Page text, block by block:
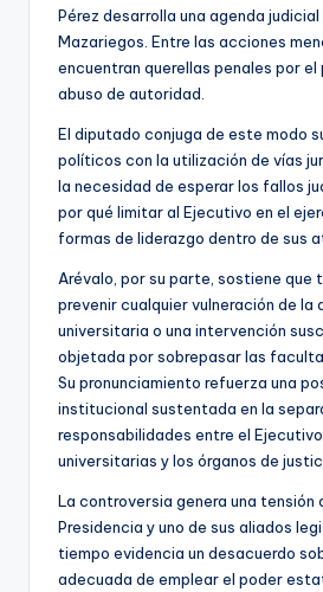
Pérez desarrolla una agenda
Mazariegos. Entre las acciones
encuentran querellas penales por
abuso de autoridad.
El diputado conjuga de este modo
políticos con la utilización de vías
la necesidad de esperar los fallos
por qué limitar al Ejecutivo en el
formas de liderazgo dentro de sus
Arévalo, por su parte, sostiene que
prevenir cualquier vulneración de la
universitaria o una intervención
objetada por sobrepasar las
Su pronunciamiento refuerza una
institucional sustentada en la
responsabilidades entre el
universitarias y los órganos de
La controversia genera una tensión
Presidencia y uno de sus aliados
tiempo evidencia un desacuerdo
adecuada de emplear el poder